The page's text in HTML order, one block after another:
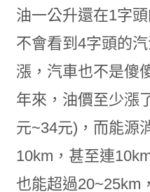
油一公升還在1字
不會看到4字頭的
漲，汽車也不是傻
年來，油價至少漲
元~34元)，而能源
10km，甚至連
也能超過20~25km